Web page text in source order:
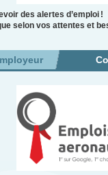
des alertes d’emploi
selon vos attentes et